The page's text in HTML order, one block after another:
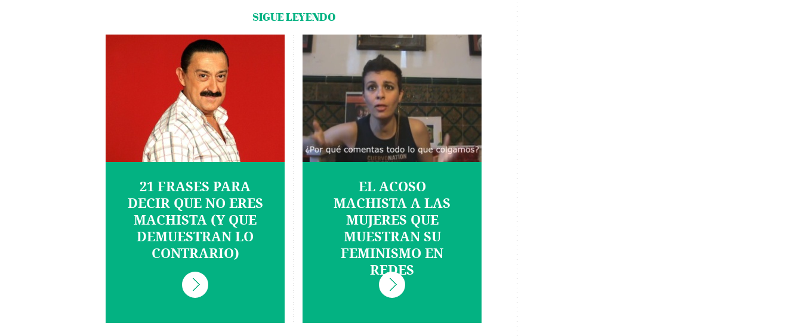
SIGUE LEYENDO
21 FRASES PARA
DECIR QUE NO ERES
MACHISTA (Y QUE
DEMUESTRAN LO
CONTRARIO)
EL ACOSO
MACHISTA A LAS
MUJERES QUE
MUESTRAN SU
FEMINISMO EN
REDES